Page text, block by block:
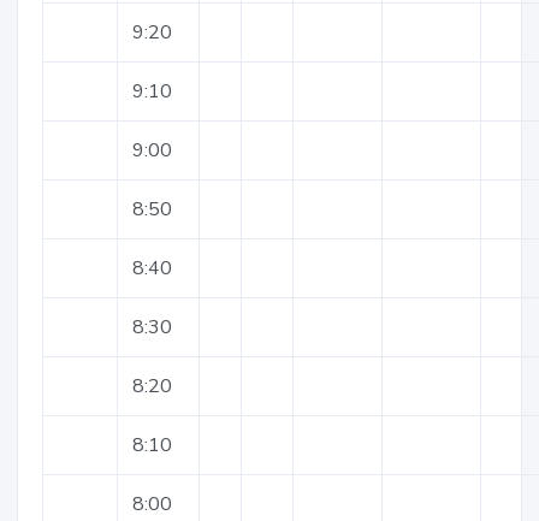
9:20
9:10
9:00
8:50
8:40
8:30
8:20
8:10
8:00